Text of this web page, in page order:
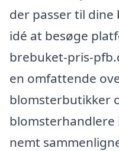
der passer til dine
idé at besøge
brebuket-pris-
en omfattende
blomsterbutikker
blomsterhandlere
nemt